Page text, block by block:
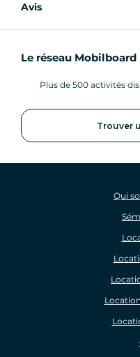
Avis
Le réseau Mobilboard
Plus de 500 activités
Trouver
Qui